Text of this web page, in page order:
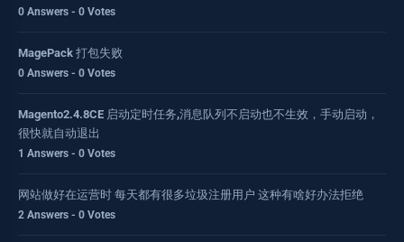
0 Answers - 0 Votes
MagePack 打包失败
0 Answers - 0 Votes
Magento2.4.8CE 启动定时任务,消息队列不启动也不生效，手动启动，
很快就自动退出
1 Answers - 0 Votes
网站做好在运营时 每天都有很多垃圾注册用户 这种有啥好办法拒绝
2 Answers - 0 Votes